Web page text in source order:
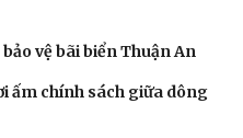
vệ bãi biển Thuận An
ấm chính sách giữa dông